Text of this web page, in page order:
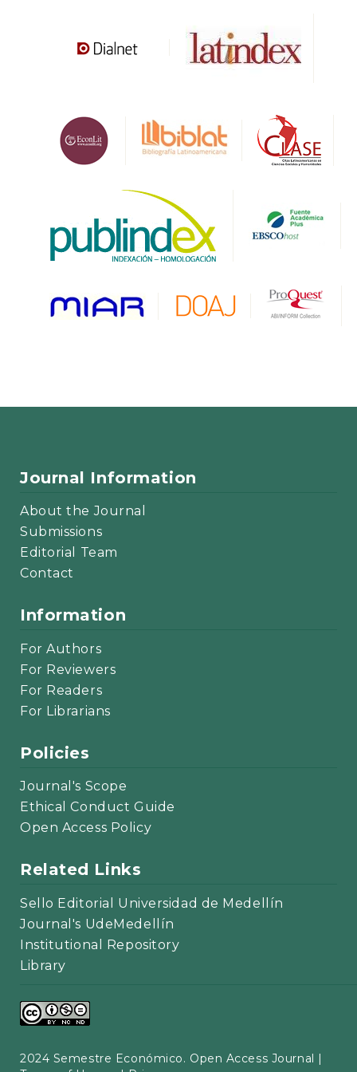
Journal Information
About the Journal
Submissions
Editorial Team
Contact
Information
For Authors
For Reviewers
For Readers
For Librarians
Policies
Journal's Scope
Ethical Conduct Guide
Open Access Policy
Related Links
Sello Editorial Universidad de Medellín
Journal's UdeMedellín
Institutional Repository
Library
2024 Semestre Económico. Open Access Journal |